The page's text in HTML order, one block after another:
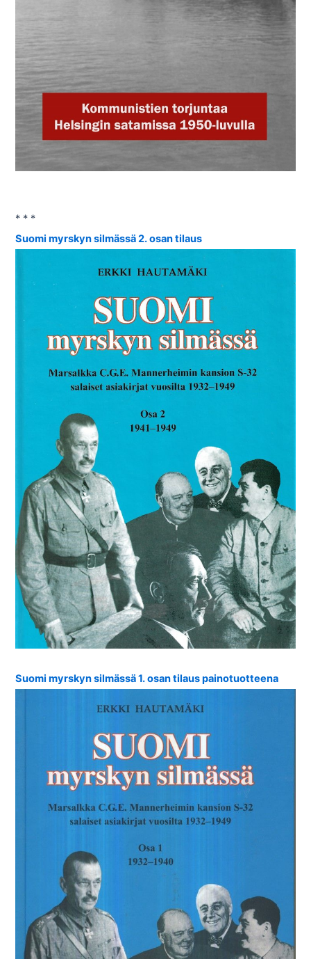
* * *
Suomi myrskyn silmässä 2. osan tilaus
Suomi myrskyn silmässä 1. osan tilaus painotuotteena